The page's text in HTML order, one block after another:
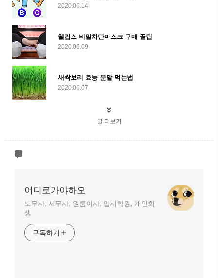
2020.06.14
웰킵스 비말차단마스크 구매 꿀팁
2020.06.09
새싹보리 효능 분말 먹는법
2020.06.07
글 더보기
어디로가야하오
노무사, 세무사, 원룸이사, 입시학원, 개인회
생
구독하기